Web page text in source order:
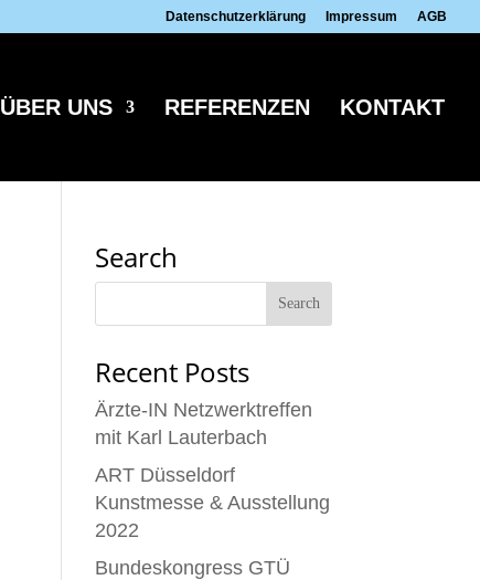
Datenschutzerklärung Impressum AGB
ÜBER UNS REFERENZEN KONTAKT
Search
Recent Posts
Ärzte-IN Netzwerktreffen
mit Karl Lauterbach
ART Düsseldorf
Kunstmesse & Ausstellung
2022
Bundeskongress GTÜ